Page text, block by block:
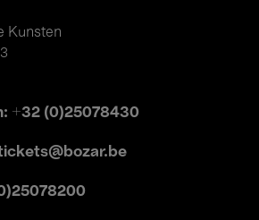
Kunsten
+32 (0)25078430